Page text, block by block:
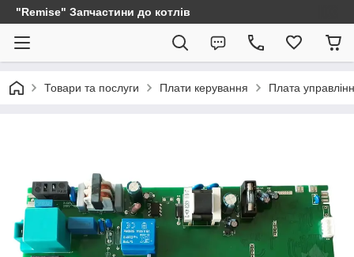
"Remise" Запчастини до котлів
Товари та послуги Плати керування Плата